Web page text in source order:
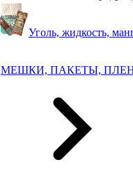
Уголь, жидкость,
МЕШКИ, ПАКЕТЫ,